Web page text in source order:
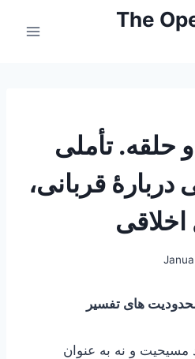
The
حلقه. تأملی
قربانی،
اخلاقی
های تفسیر
مسیحیت و نه به عنوان